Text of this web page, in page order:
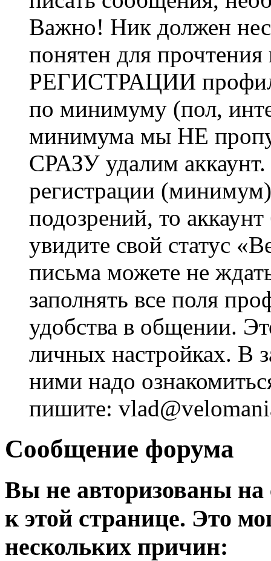
Важно! Ник должен
понятен для
РЕГИСТРАЦИИ профиль
по минимуму (пол,
минимума мы НЕ
СРАЗУ удалим
регистрации
подозрений, то
увидите свой статус
письма можете не
заполнять все поля
удобства в общении.
личных настройках. В
ними надо
пишите:
Сообщение форума
Вы не авторизованы на
к этой странице. Это
нескольких причин: